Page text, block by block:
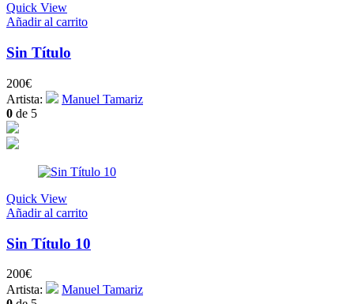
Quick View
Añadir al carrito
Sin Título
200€
Artista:
Manuel Tamariz
0 de 5
Quick View
Añadir al carrito
Sin Título 10
200€
Artista:
Manuel Tamariz